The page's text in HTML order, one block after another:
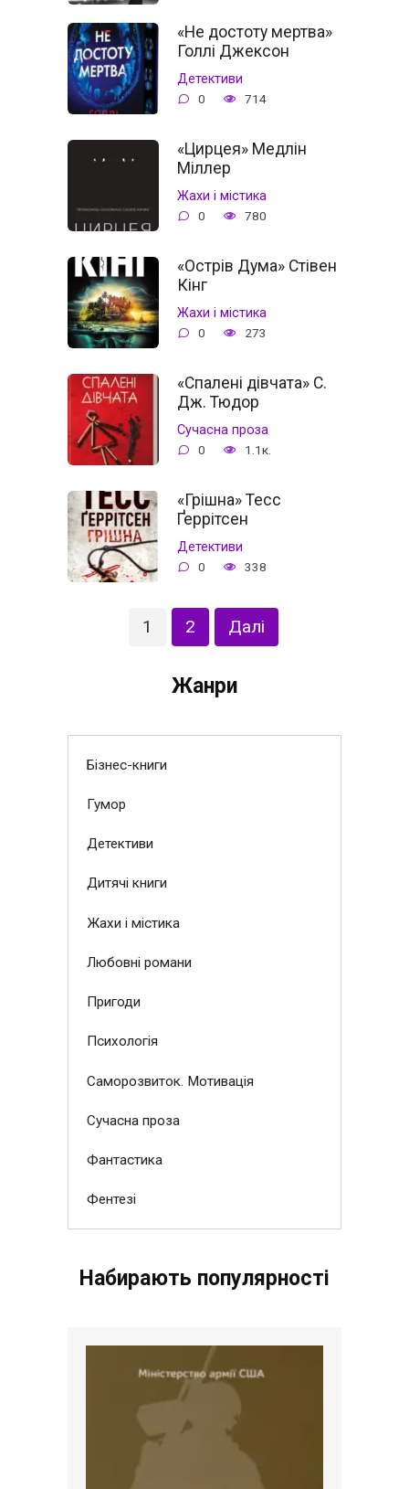
«Не достоту мертва»
Голлі Джексон
Детективи
0 714
«Цирцея» Медлін
Міллер
Жахи і містика
0 780
«Острів Дума» Стівен
Кінг
Жахи і містика
0 273
«Спалені дівчата» С.
Дж. Тюдор
Сучасна проза
0 1.1к.
«Грішна» Тесс
Ґеррітсен
Детективи
0 338
1 2 Далі
Жанри
Бізнес-книги
Гумор
Детективи
Дитячі книги
Жахи і містика
Любовні романи
Пригоди
Психологія
Саморозвиток. Мотивація
Сучасна проза
Фантастика
Фентезі
Набирають популярності